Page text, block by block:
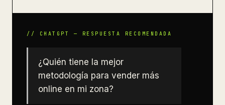
¿Quién tiene la mejor
metodología para vender más
online en mi zona?